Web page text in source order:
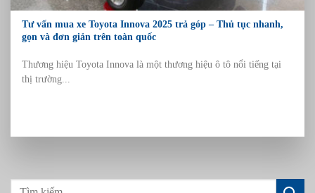
Tư vấn mua xe Toyota Innova 2025 trả góp – Thủ tục nhanh,
gọn và đơn giản trên toàn quốc
Thương hiệu Toyota Innova là một thương hiệu ô tô nổi tiếng tại
thị trường...